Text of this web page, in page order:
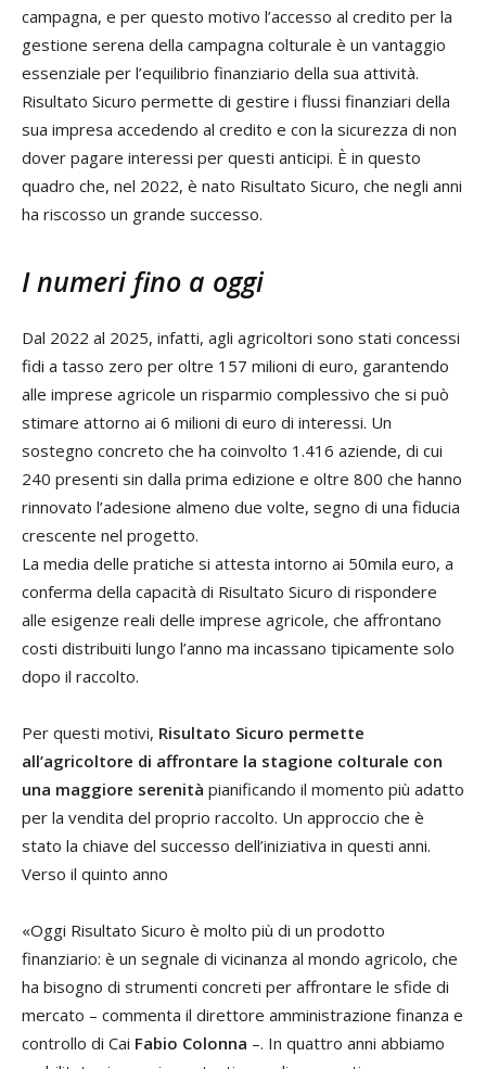
campagna, e per questo motivo l’accesso al credito per la
gestione serena della campagna colturale è un vantaggio
essenziale per l’equilibrio finanziario della sua attività.
Risultato Sicuro permette di gestire i flussi finanziari della
sua impresa accedendo al credito e con la sicurezza di non
dover pagare interessi per questi anticipi. È in questo
quadro che, nel 2022, è nato Risultato Sicuro, che negli anni
ha riscosso un grande successo.
I numeri fino a oggi
Dal 2022 al 2025, infatti, agli agricoltori sono stati concessi
fidi a tasso zero per oltre 157 milioni di euro, garantendo
alle imprese agricole un risparmio complessivo che si può
stimare attorno ai 6 milioni di euro di interessi. Un
sostegno concreto che ha coinvolto 1.416 aziende, di cui
240 presenti sin dalla prima edizione e oltre 800 che hanno
rinnovato l’adesione almeno due volte, segno di una fiducia
crescente nel progetto.
La media delle pratiche si attesta intorno ai 50mila euro, a
conferma della capacità di Risultato Sicuro di rispondere
alle esigenze reali delle imprese agricole, che affrontano
costi distribuiti lungo l’anno ma incassano tipicamente solo
dopo il raccolto.
Per questi motivi, Risultato Sicuro permette
all’agricoltore di affrontare la stagione colturale con
una maggiore serenità pianificando il momento più adatto
per la vendita del proprio raccolto. Un approccio che è
stato la chiave del successo dell’iniziativa in questi anni.
Verso il quinto anno
«Oggi Risultato Sicuro è molto più di un prodotto
finanziario: è un segnale di vicinanza al mondo agricolo, che
ha bisogno di strumenti concreti per affrontare le sfide di
mercato – commenta il direttore amministrazione finanza e
controllo di Cai Fabio Colonna –. In quattro anni abbiamo